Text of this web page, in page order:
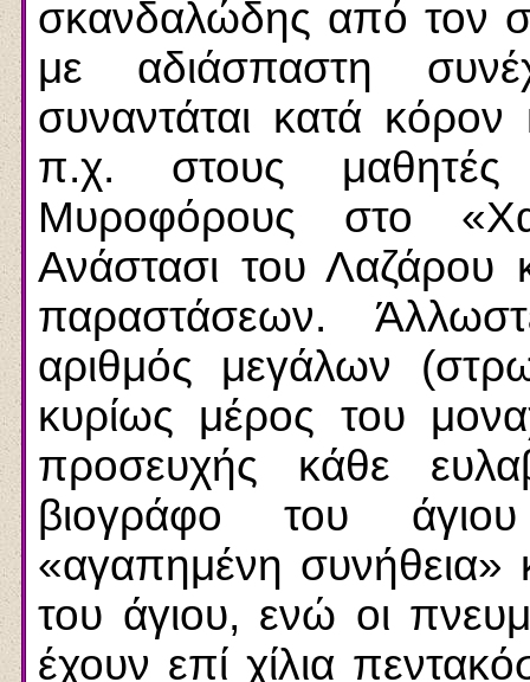
σκανδαλώδης από τον
με αδιάσπαστη
συναντάται κατά
π.χ. στους μαθητές
Μυροφόρους στο
Ανάστασι του
παραστάσεων.
αριθμός μεγάλων
κυρίως μέρος του
προσευχής κάθε
βιογράφο του
«αγαπημένη συνήθεια»
του άγιου, ενώ οι
έχουν επί χίλια